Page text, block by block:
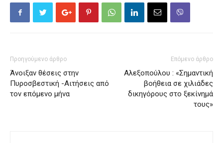
Προηγούμενο άρθρο
Άνοιξαν θέσεις στην
Πυροσβεστική -Αιτήσεις από
τον επόμενο μήνα
Επόμενο άρθρο
Αλεξοπούλου : «Σημαντική
βοήθεια σε χιλιάδες
δικηγόρους στο ξεκίνημά
τους»